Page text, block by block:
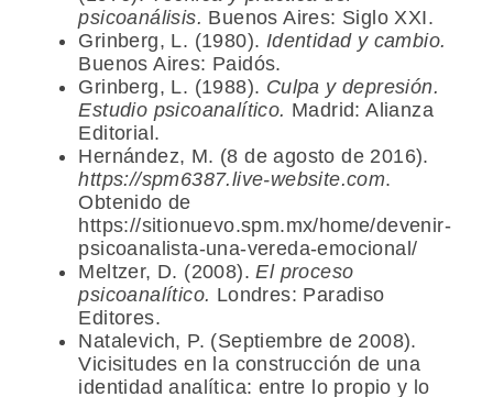
psicoanálisis. Buenos Aires: Siglo XXI.
Grinberg, L. (1980). Identidad y cambio.
Buenos Aires: Paidós.
Grinberg, L. (1988). Culpa y depresión.
Estudio psicoanalítico. Madrid: Alianza
Editorial.
Hernández, M. (8 de agosto de 2016).
https://spm6387.live-website.com.
Obtenido de
https://sitionuevo.spm.mx/home/devenir-
psicoanalista-una-vereda-emocional/
Meltzer, D. (2008).El proceso
psicoanalítico. Londres: Paradiso
Editores.
Natalevich, P. (Septiembre de 2008).
Vicisitudes en la construcción de una
identidad analítica: entre lo propio y lo